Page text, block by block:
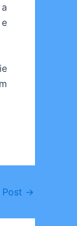
→